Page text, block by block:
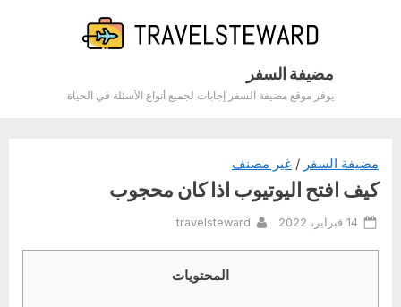
مضيفة السفر
يوفر موقع مضيفة السفر إجابات لجميع أنواع الأسئلة في الحياة
مضيفة السفر / غير مصنف
كيف افتح اليوتيوب اذا كان محجوب
Posted
14 فبراير، 2022 By
travelsteward
المحتويات